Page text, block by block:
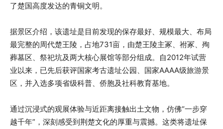
了楚国高度发达的青铜文明。
据景区介绍，该遗址是目前发现的保存最好、规模最大、布局
最完整的周代楚王陵，占地731亩，由楚王陵主冢、祔冢、殉
葬墓区、祭祀坑及两大核心展馆等部分组成。自2012年试营
业以来，已先后获评国家考古遗址公园、国家AAAA级旅游景
区，并入选多项省级科普、侨胞及社科教育基地。
通过沉浸式的观展体验与近距离接触出土文物，仿佛“一步穿
越千年”，深刻感受到荆楚文化的厚重与震撼。这类将遗址保